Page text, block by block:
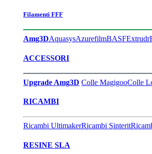
Filamenti FFF
Amg3DAquasysAzurefilmBASFExtrudr
ACCESSORI
Upgrade Amg3D Colle MagigooColle
RICAMBI
Ricambi UltimakerRicambi Sinterit
RESINE SLA